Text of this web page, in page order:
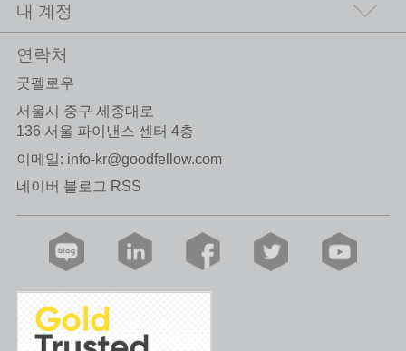
내 계정
연락처
굿펠로우
서울시 중구 세종대로
136 서울 파이낸스 센터 4층
이메일: info-kr@goodfellow.com
네이버 블로그 RSS